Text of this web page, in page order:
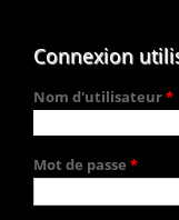
Connexion
Nom d'utilisateur*
Mot de passe *